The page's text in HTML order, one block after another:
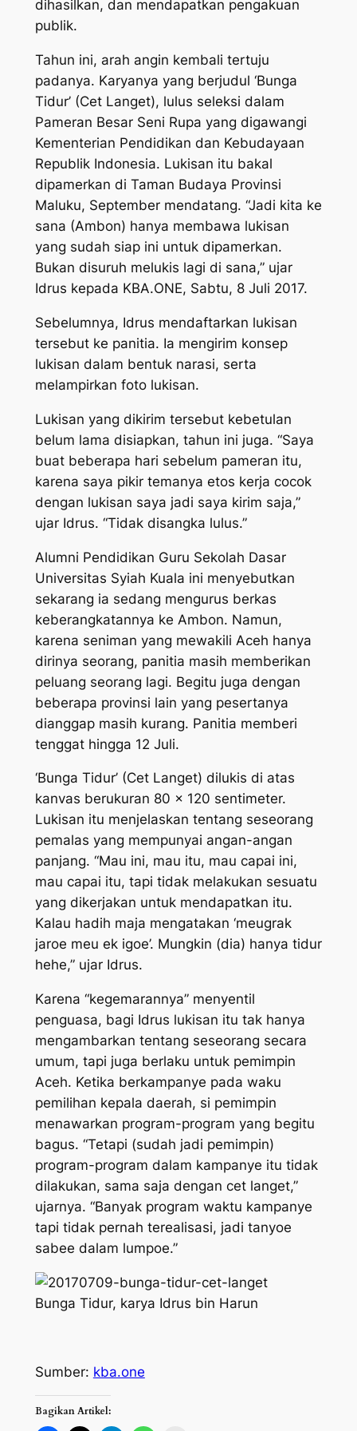
dihasilkan, dan mendapatkan pengakuan
publik.
Tahun ini, arah angin kembali tertuju
padanya. Karyanya yang berjudul ‘Bunga
Tidur’ (Cet Langet), lulus seleksi dalam
Pameran Besar Seni Rupa yang digawangi
Kementerian Pendidikan dan Kebudayaan
Republik Indonesia. Lukisan itu bakal
dipamerkan di Taman Budaya Provinsi
Maluku, September mendatang. “Jadi kita ke
sana (Ambon) hanya membawa lukisan
yang sudah siap ini untuk dipamerkan.
Bukan disuruh melukis lagi di sana,” ujar
Idrus kepada KBA.ONE, Sabtu, 8 Juli 2017.
Sebelumnya, Idrus mendaftarkan lukisan
tersebut ke panitia. Ia mengirim konsep
lukisan dalam bentuk narasi, serta
melampirkan foto lukisan.
Lukisan yang dikirim tersebut kebetulan
belum lama disiapkan, tahun ini juga. “Saya
buat beberapa hari sebelum pameran itu,
karena saya pikir temanya etos kerja cocok
dengan lukisan saya jadi saya kirim saja,”
ujar Idrus. “Tidak disangka lulus.”
Alumni Pendidikan Guru Sekolah Dasar
Universitas Syiah Kuala ini menyebutkan
sekarang ia sedang mengurus berkas
keberangkatannya ke Ambon. Namun,
karena seniman yang mewakili Aceh hanya
dirinya seorang, panitia masih memberikan
peluang seorang lagi. Begitu juga dengan
beberapa provinsi lain yang pesertanya
dianggap masih kurang. Panitia memberi
tenggat hingga 12 Juli.
‘Bunga Tidur’ (Cet Langet) dilukis di atas
kanvas berukuran 80 x 120 sentimeter.
Lukisan itu menjelaskan tentang seseorang
pemalas yang mempunyai angan-angan
panjang. “Mau ini, mau itu, mau capai ini,
mau capai itu, tapi tidak melakukan sesuatu
yang dikerjakan untuk mendapatkan itu.
Kalau hadih maja mengatakan ‘meugrak
jaroe meu ek igoe’. Mungkin (dia) hanya tidur
hehe,” ujar Idrus.
Karena “kegemarannya” menyentil
penguasa, bagi Idrus lukisan itu tak hanya
mengambarkan tentang seseorang secara
umum, tapi juga berlaku untuk pemimpin
Aceh. Ketika berkampanye pada waku
pemilihan kepala daerah, si pemimpin
menawarkan program-program yang begitu
bagus. “Tetapi (sudah jadi pemimpin)
program-program dalam kampanye itu tidak
dilakukan, sama saja dengan cet langet,”
ujarnya. “Banyak program waktu kampanye
tapi tidak pernah terealisasi, jadi tanyoe
sabee dalam lumpoe.”
Bunga Tidur, karya Idrus bin Harun
Sumber: kba.one
Bagikan Artikel: